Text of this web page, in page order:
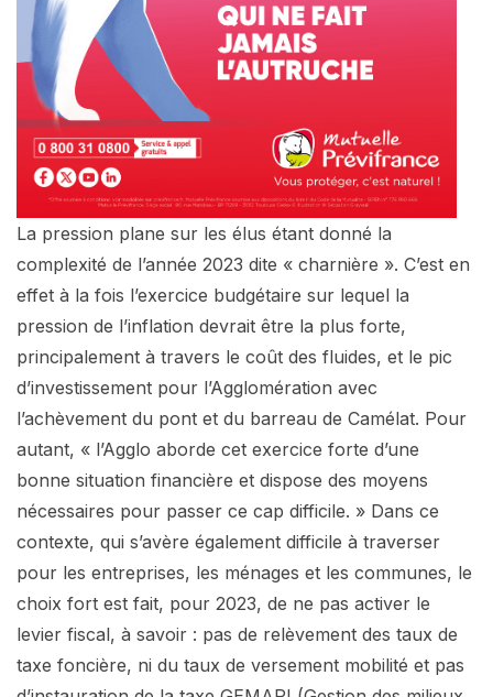
La pression plane sur les élus étant donné la
complexité de l’année 2023 dite « charnière ». C’est en
effet à la fois l’exercice budgétaire sur lequel la
pression de l’inflation devrait être la plus forte,
principalement à travers le coût des fluides, et le pic
d’investissement pour l’Agglomération avec
l’achèvement du pont et du barreau de Camélat. Pour
autant, « l’Agglo aborde cet exercice forte d’une
bonne situation financière et dispose des moyens
nécessaires pour passer ce cap difficile. » Dans ce
contexte, qui s’avère également difficile à traverser
pour les entreprises, les ménages et les communes, le
choix fort est fait, pour 2023, de ne pas activer le
levier fiscal, à savoir : pas de relèvement des taux de
taxe foncière, ni du taux de versement mobilité et pas